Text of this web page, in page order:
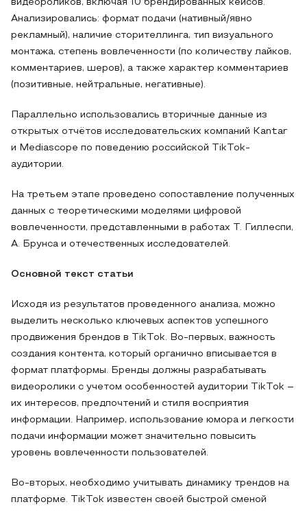
видеороликов, включая 10 брендированных кейсов.
Анализировались: формат подачи (нативный/явно
рекламный), наличие сторителлинга, тип визуального
монтажа, степень вовлеченности (по количеству лайков,
комментариев, шеров), а также характер комментариев
(позитивные, нейтральные, негативные).
Параллельно использовались вторичные данные из
открытых отчётов исследовательских компаний Kantar
и Mediascope по поведению российской TikTok-
аудитории.
На третьем этапе проведено сопоставление полученных
данных с теоретическими моделями цифровой
вовлеченности, представленными в работах Т. Гиллеспи,
А. Брунса и отечественных исследователей.
Основной текст статьи
Исходя из результатов проведенного анализа, можно
выделить несколько ключевых аспектов успешного
продвижения брендов в TikTok. Во-первых, важность
создания контента, который органично вписывается в
формат платформы. Бренды должны разрабатывать
видеоролики с учетом особенностей аудитории TikTok –
их интересов, предпочтений и стиля восприятия
информации. Например, использование юмора и легкости
подачи информации может значительно повысить
уровень вовлеченности пользователей.
Во-вторых, необходимо учитывать динамику трендов на
платформе. TikTok известен своей быстрой сменой